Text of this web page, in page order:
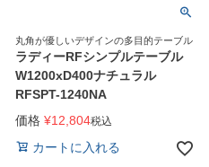
丸角が優しいデザインの多目的テーブル
ラディーRFシンプルテーブル
W1200xD400ナチュラル
RFSPT-1240NA
価格 ¥12,804税込
カートに入れる